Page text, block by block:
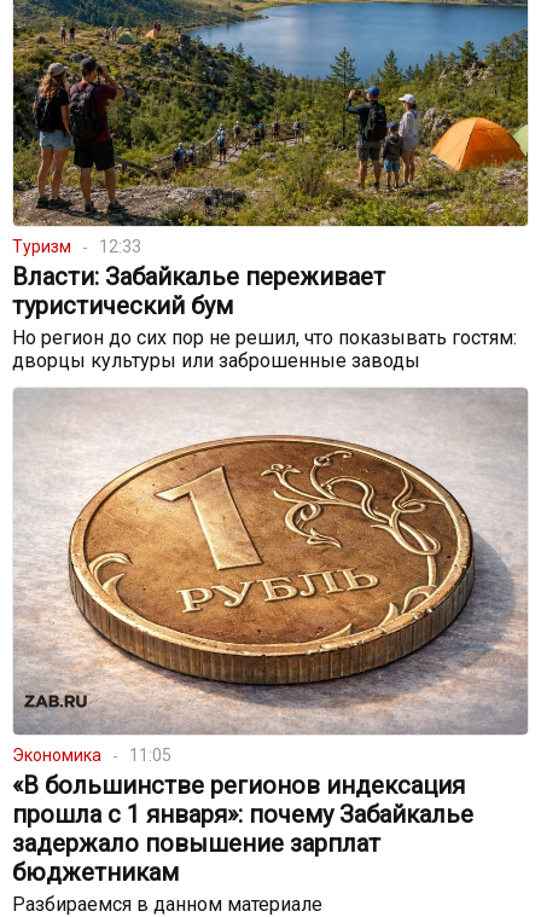
Туризм 12:33
Власти: Забайкалье переживает
туристический бум
Но регион до сих пор не решил, что показывать гостям:
дворцы культуры или заброшенные заводы
Экономика 11:05
«В большинстве регионов индексация
прошла с 1 января»: почему Забайкалье
задержало повышение зарплат
бюджетникам
Разбираемся в данном материале